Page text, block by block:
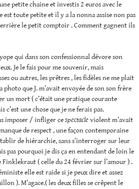
petite chaine et investis 2 euros avec le
est toute petite et il y a la nonna assise non pas
le petit comptoir . Comment gagnent ils
qui dans son confessionnal dévore son
Je le fais pour me souvenir, mais
ou autres, les prêtres , les fidèles ne me plait
photo que J. m’avait envoyée de son son frère
un mort ( c’était une pratique courante
c’est une chose que je ne ferais pas.
imposer / infliger cespectacle violent m’avait
de respect , une façon contemporaine
de hiérarchie, sans s’interroger sur leur
pas pourquoi je dis ça en entendant de loin le
Finklekraut ( celle du 24 février sur l’amour ) .
elle est raide si je peux dire et assez
). M’agace.( les deux filles se crêpent le